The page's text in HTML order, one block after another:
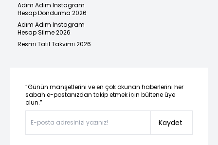
Adım Adım Instagram
Hesap Dondurma 2026
Adım Adım Instagram
Hesap Silme 2026
Resmi Tatil Takvimi 2026
“Günün manşetlerini ve en çok okunan haberlerini her
sabah e-postanızdan takip etmek için bültene üye
olun.”
Kaydet